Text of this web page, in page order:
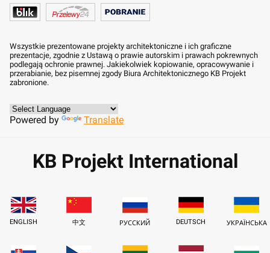
Wszystkie prezentowane projekty architektoniczne i ich graficzne
prezentacje, zgodnie z Ustawą o prawie autorskim i prawach pokrewnych
podlegają ochronie prawnej. Jakiekolwiek kopiowanie, opracowywanie i
przerabianie, bez pisemnej zgody Biura Architektonicznego KB Projekt
zabronione.
Powered by Translate
KB Projekt International
ENGLISH 中文 РУССКИЙ DEUTSCH УКРАЇНСЬКА